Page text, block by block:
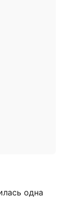
одна